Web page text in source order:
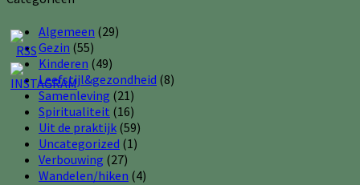
Algemeen (29)
Gezin (55)
Kinderen (49)
Leefstijl&gezondheid (8)
Samenleving (21)
Spiritualiteit (16)
Uit de praktijk (59)
Uncategorized (1)
Verbouwing (27)
Wandelen/hiken (4)